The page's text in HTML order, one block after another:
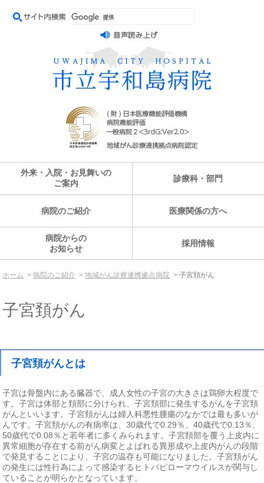
外来・入院・お見舞いの
ご案内
診療科・部門
病院のご紹介 医療関係の方へ
病院からの
お知らせ
採用情報
ホーム 病院のご紹介 地域がん診療連携拠点病院 子宮頚がん
子宮頚がん
子宮頚がんとは
子宮は骨盤内にある臓器で、成人女性の子宮の大きさは鶏卵大程度で
す。子宮は体部と頚部に分けられ、子宮頚部に発生するがんを子宮頚
がんといいます。子宮頚がんは婦人科悪性腫瘍のなかでは最も多いが
んです。子宮頚がんの有病率は、30歳代で0.29％、40歳代で0.13％、
50歳代で0.08％と若年者に多くみられます。子宮頚部を覆う上皮内に
異常細胞が存在する前がん病変とよばれる異形成や上皮内がんの段階
で発見することにより、子宮の温存も可能になりました。子宮頚がん
の発生には性行為によって感染するヒトパピローマウイルスが関与し
ていることが明らかとなっています。